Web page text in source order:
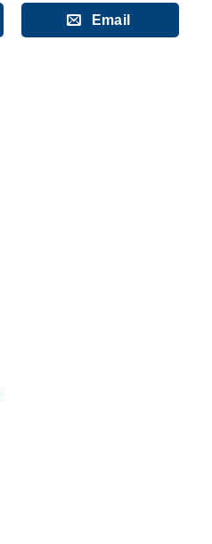
Email